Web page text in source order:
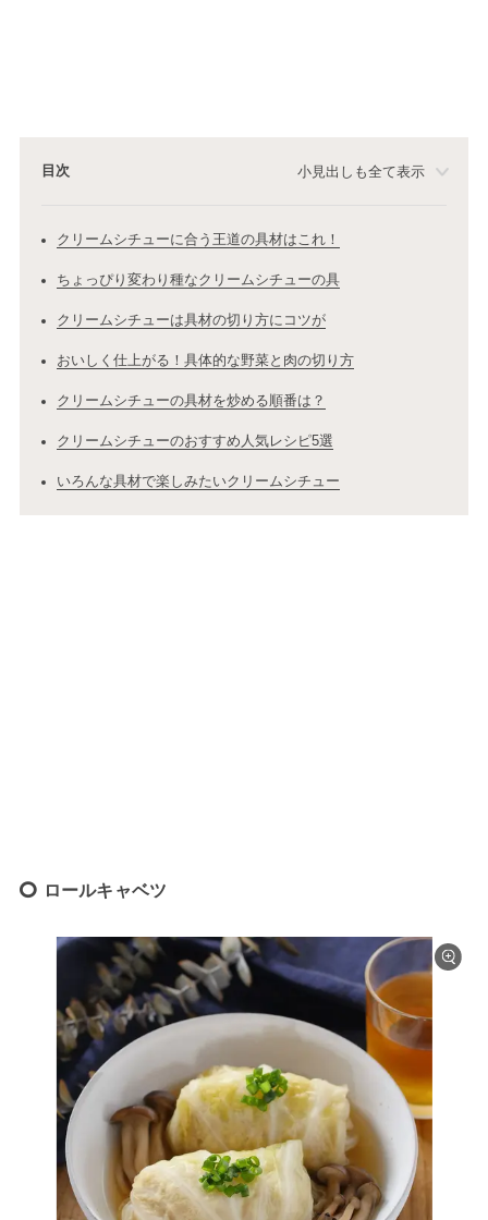
目次 小見出しも全て表示
クリームシチューに合う王道の具材はこれ！
ちょっぴり変わり種なクリームシチューの具
クリームシチューは具材の切り方にコツが
おいしく仕上がる！具体的な野菜と肉の切り方
クリームシチューの具材を炒める順番は？
クリームシチューのおすすめ人気レシピ5選
いろんな具材で楽しみたいクリームシチュー
ロールキャベツ